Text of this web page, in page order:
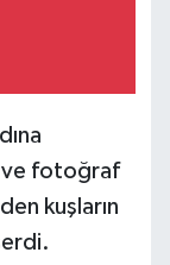
ve fotoğraf
kuşların